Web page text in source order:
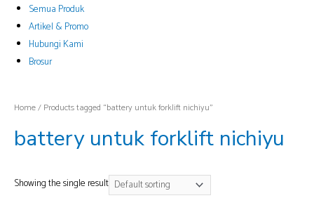
Semua Produk
Artikel & Promo
Hubungi Kami
Brosur
Home/ Products tagged “battery untuk forklift nichiyu”
battery untuk forklift nichiyu
Showing the single result